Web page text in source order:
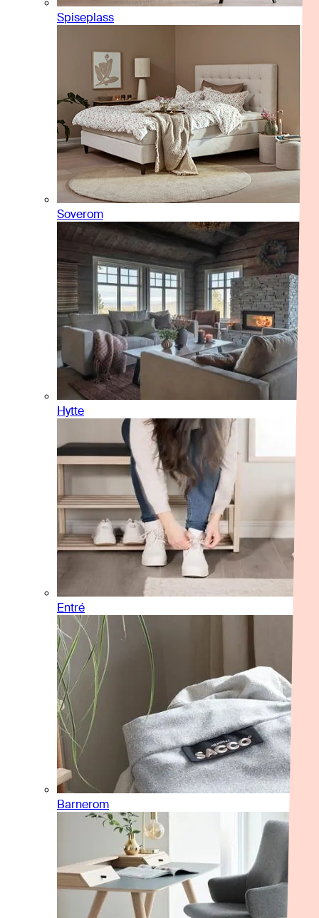
Spiseplass
Soverom
Hytte
Entré
Barnerom